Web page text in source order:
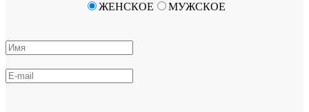
ЖЕНСКОЕ МУЖСКОЕ